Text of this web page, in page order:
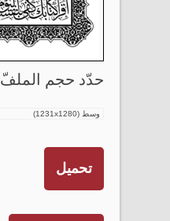
حدّد حجم الملفّ
تحميل